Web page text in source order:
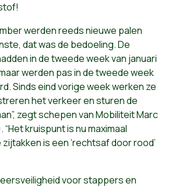
werden reeds nieuwe palen
dat was de bedoeling. De
in de tweede week van januari
werden pas in de tweede week
Sinds eind vorige week werken ze
het verkeer en sturen de
zegt schepen van Mobiliteit Marc
kruispunt is nu maximaal
is een ‘rechtsaf door rood’
voor stappers en